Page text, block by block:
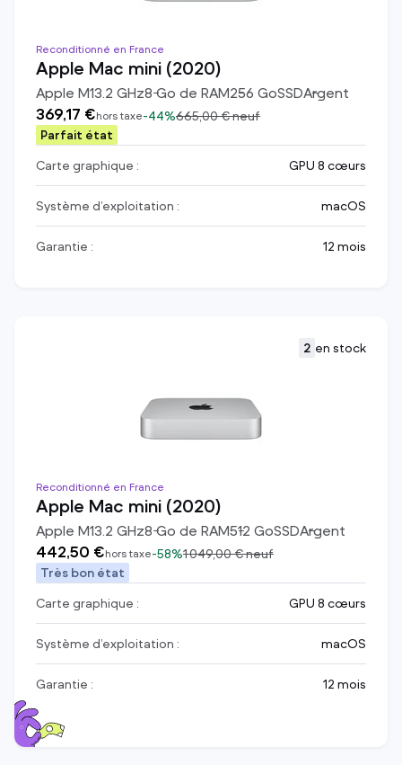
Reconditionné en France
Apple Mac mini (2020)
Apple M13.2 GHz8Go de RAM256 GoSSDArgent
369,17 €hors taxe-44%665,00 €neuf
Parfait état
Carte graphique :
GPU 8 cœurs
Système d’exploitation : macOS
Garantie : 12 mois
2 en stock
Reconditionné en France
Apple Mac mini (2020)
Apple M13.2 GHz8Go de RAM512 GoSSDArgent
442,50 €hors taxe-58%1 049,00 €neuf
Très bon état
Carte graphique :
GPU 8 cœurs
Système d’exploitation : macOS
Garantie : 12 mois